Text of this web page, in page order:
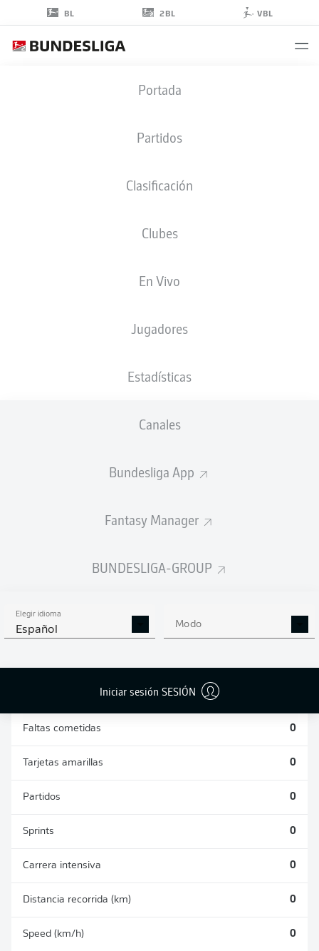
BL 2BL VBL
Portada
Partidos
Clasificación
Clubes
En Vivo
Jugadores
Estadísticas
Canales
Bundesliga App
Fantasy Manager
BUNDESLIGA-GROUP
Elegir idioma
Español Modo
Iniciar sesión SESIÓN
19.04.1993
TAMAÑO
ESTADÍSTICAS
Faltas cometidas 0
Tarjetas amarillas 0
Partidos 0
Sprints 0
Carrera intensiva 0
Distancia recorrida (km) 0
Speed (km/h) 0